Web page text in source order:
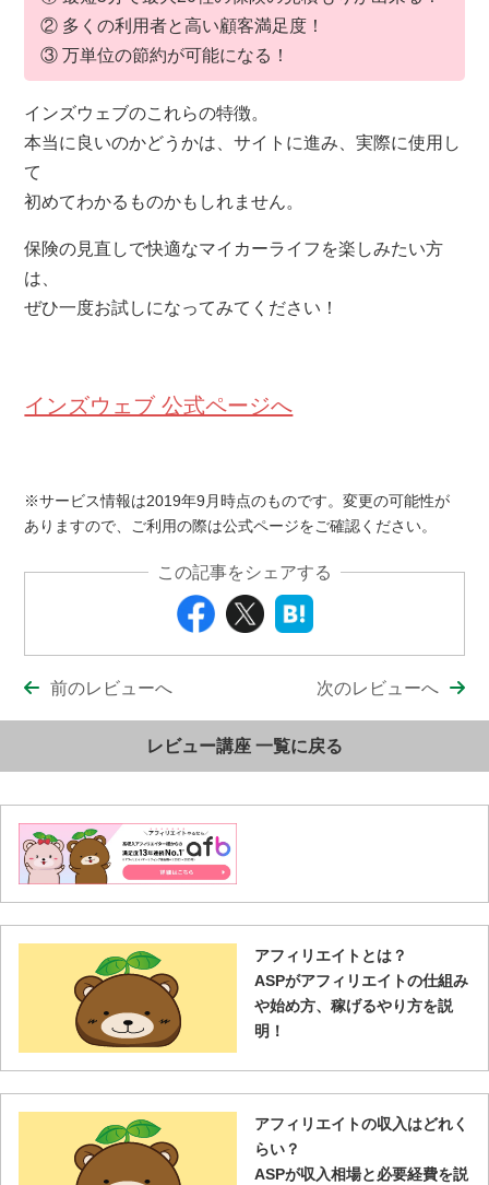
② 多くの利用者と高い顧客満足度！
③ 万単位の節約が可能になる！
インズウェブのこれらの特徴。
本当に良いのかどうかは、サイトに進み、実際に使用し
て
初めてわかるものかもしれません。
保険の見直しで快適なマイカーライフを楽しみたい方
は、
ぜひ一度お試しになってみてください！
インズウェブ 公式ページへ
※サービス情報は2019年9月時点のものです。変更の可能性が
ありますので、ご利用の際は公式ページをご確認ください。
この記事をシェアする
前のレビューへ 次のレビューへ
レビュー講座 一覧に戻る
アフィリエイトとは？
ASPがアフィリエイトの仕組み
や始め方、稼げるやり方を説
明！
アフィリエイトの収入はどれく
らい？
ASPが収入相場と必要経費を説